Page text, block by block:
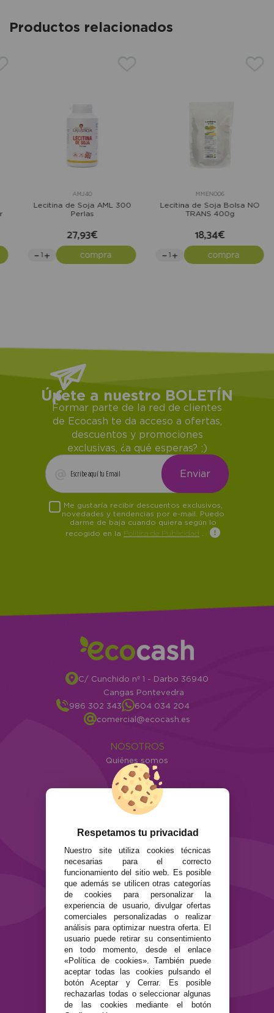
Productos relacionados
AMJ40
Lecitina de Soja AML 300
Perlas
27,93€
compra
MMEN006
Lecitina de Soja Bolsa NO
TRANS 400g
18,34€
compra
Únete a nuestro BOLETÍN
Formar parte de la red de clientes
de Ecocash te da acceso a ofertas,
descuentos y promociones
exclusivas, ¿a qué esperas? ;)
Me gustaría recibir descuentos exclusivos,
novedades y tendencias por e-mail. Puedo
darme de baja cuando quiera según lo
recogido en la Política de Publicidad
C/ Cunchido nº 1 - Darbo 36940
Cangas Pontevedra
986 302 343
604 034 204
comercial@ecocash.es
NOSOTROS
Quiénes somos
Info
ATENCIÓN AL CLIENTE
Envíos y devoluciones
Formas de pago
Contacto
SEGURIDAD Y PRIVACIDAD
Términos y condiciones de uso
Política de privacidad
Política de cookies
Respetamos tu privacidad
Nuestro site utiliza cookies técnicas
necesarias para el correcto
funcionamiento del sitio web. Es posible
que además se utilicen otras categorías
de cookies para personalizar la
experiencia de usuario, divulgar ofertas
comerciales personalizadas o realizar
análisis para optimizar nuestra oferta. El
usuario puede retirar su consentimiento
en todo momento, desde el enlace
«Política de cookies». También puede
aceptar todas las cookies pulsando el
botón Aceptar y Cerrar. Es posible
rechazarlas todas o seleccionar algunas
de las cookies mediante el botón